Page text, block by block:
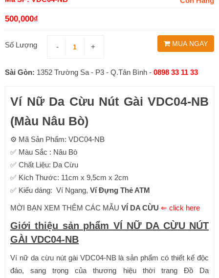
500,000₫
Số Lượng - + MUA NGAY
Sài Gòn: 1352 Trường Sa - P3 - Q.Tân Bình - 0898 33 11 33
Ví Nữ Da Cừu Nút Gài VDC04-NB
(Màu Nâu Bò)
⚙ Mã Sản Phẩm: VDC04-NB
✅ Màu Sắc : Nâu Bò
✅ Chất Liệu: Da Cừu
✅ Kích Thước: 11cm x 9,5cm x 2cm
✅ Kiểu dáng: Ví Ngang, Ví Đựng Thẻ ATM
MỜI BẠN XEM THÊM CÁC MẪU VÍ DA CỪU ⇐ click here
Giới thiệu sản phẩm VÍ NỮ DA CỪU NÚT
GÀI VDC04-NB
Ví nữ da cừu nút gài VDC04-NB là sản phẩm có thiết kế độc
đáo, sang trọng của thương hiệu thời trang Đồ Da